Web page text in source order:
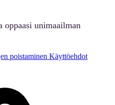
unimaailman
poistaminen Käyttöehdot